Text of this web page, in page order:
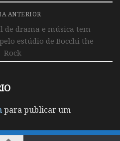
ANTERIOR
de drama e música tem
estúdio de Bocchi the
Rock
para publicar um